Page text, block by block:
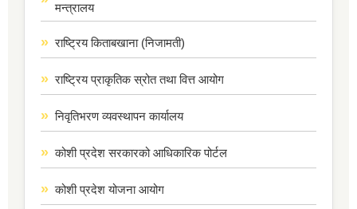
मन्त्रालय
राष्ट्रिय किताबखाना (निजामती)
राष्ट्रिय प्राकृतिक स्रोत तथा वित्त आयोग
निवृतिभरण व्यवस्थापन कार्यालय
कोशी प्रदेश सरकारको आधिकारिक पोर्टल
कोशी प्रदेश योजना आयोग